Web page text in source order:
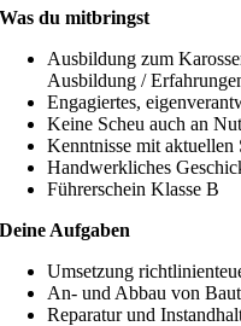
Was du mitbringst
Ausbildung zum
Ausbildung /
Engagiertes,
Keine Scheu auch an
Kenntnisse mit aktuellen
Handwerkliches
Führerschein Klasse B
Deine Aufgaben
Umsetzung
An- und Abbau von
Reparatur und